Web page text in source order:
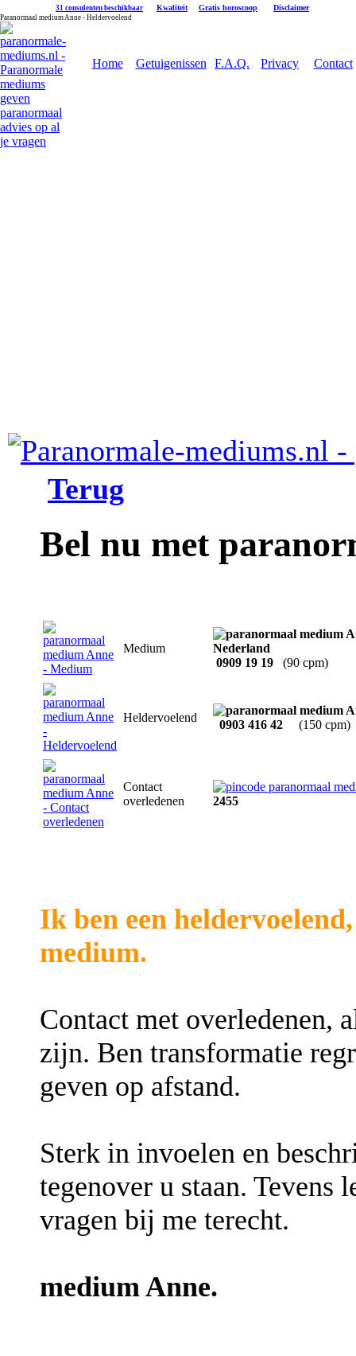
31 consulenten beschikbaar Kwaliteit Gratis horoscoop Disclaimer
Paranormaal medium Anne - Heldervoelend
Home Getuigenissen F.A.Q. Privacy Contact
Terug
Bel nu met
Medium
0909 19 19
(90 cpm)
Heldervoelend
0903 416 42 (150 cpm)
Contact
overledenen
2455
Ik ben een
medium.
Contact met overledenen,
zijn. Ben transformatie
geven op afstand.
Sterk in invoelen en
tegenover u staan. Tevens
vragen bij me terecht.
medium Anne.